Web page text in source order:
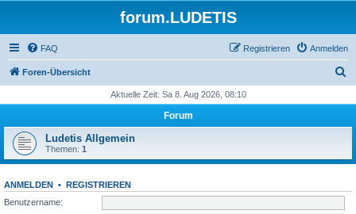
forum.LUDETIS
FAQ Anmelden
Registrieren
Foren-Übersicht
h
Aktuelle Zeit: Sa 8. Aug 2026, 08:10
Forum
Ludetis Allgemein
Themen: 1
ANMELDEN • REGISTRIEREN
Benutzername: